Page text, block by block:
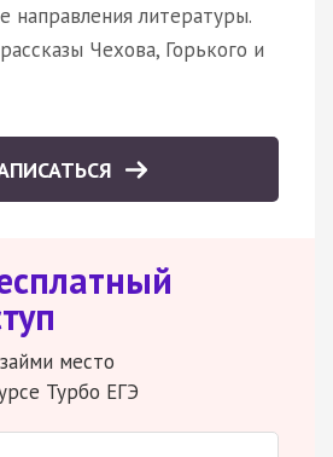
направления литературы.
Чехова, Горького и
место
Турбо ЕГЭ